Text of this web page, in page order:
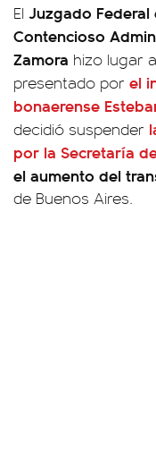
El Juzgado Federal
Contencioso
Zamora hizo lugar
presentado por el
bonaerense
decidió suspender
por la Secretaría
el aumento del
de Buenos Aires.